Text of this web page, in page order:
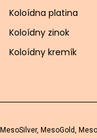
Koloídna platina
Koloídny zinok
Koloídny kremík
MesoSilver, MesoGold,